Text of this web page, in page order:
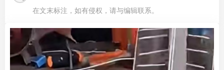
在文末标注，如有侵权，请与编辑联系。